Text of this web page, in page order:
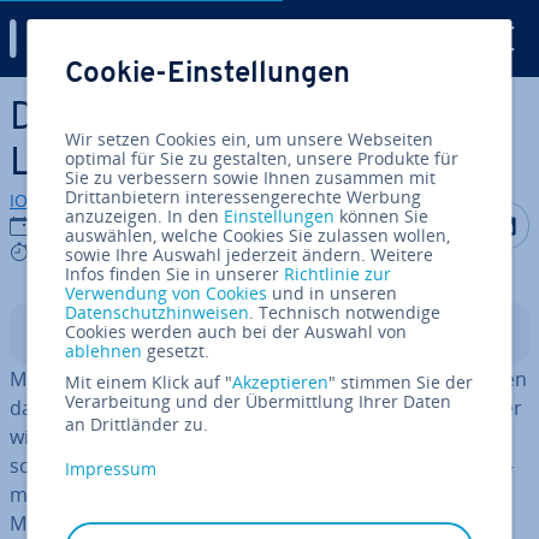
Zum Haupt­in­halt springen
Deep Learning vs. Machine
Learning
IONOS Redaktion
28.07.2026
6 mins
Auf Auf
In­halts­ver­zeich­nis
Machine Learning und Deep Learning helfen KI-Systemen
dabei, aus Daten zu lernen und Muster zu erkennen. Der
wich­tigs­te Un­ter­schied: Machine Learning umfasst ver­
schie­de­ne Verfahren und Mo­dell­ty­pen wie Re­gres­si­ons­
mo­del­le, Ent­schei­dungs­bäu­me, Support Vector
Machines oder neuronale Netze. Deep Learning basiert
Cookie-Einstellungen
Wir setzen Cookies ein, um unsere Webseiten
optimal für Sie zu gestalten, unsere Produkte für
Sie zu verbessern sowie Ihnen zusammen mit
Drittanbietern interessengerechte Werbung
anzuzeigen. In den Einstellungen können Sie
auswählen, welche Cookies Sie zulassen wollen,
sowie Ihre Auswahl jederzeit ändern. Weitere
Infos finden Sie in unserer Richtlinie zur
Verwendung von Cookies und in unseren
Datenschutzhinweisen. Technisch notwendige
Cookies werden auch bei der Auswahl von
ablehnen gesetzt.
Mit einem Klick auf "Akzeptieren" stimmen Sie der
Verarbeitung und der Übermittlung Ihrer Daten
an Drittländer zu.
Impressum